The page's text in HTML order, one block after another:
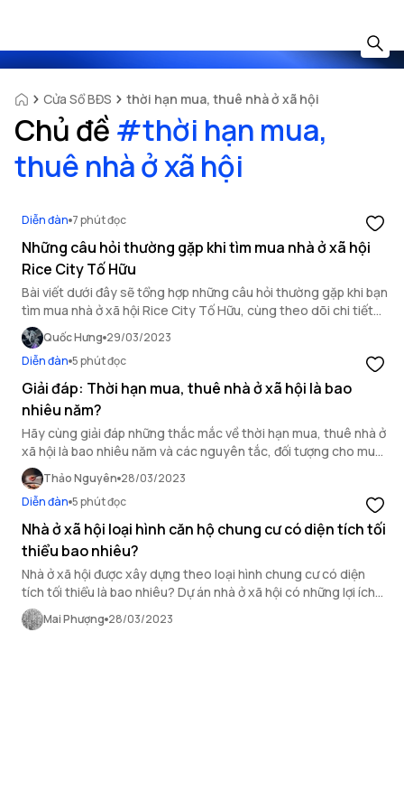
Cửa Sổ BĐS thời hạn mua, thuê nhà ở xã hội
Chủ đề #thời hạn mua,
thuê nhà ở xã hội
Diễn đàn 7 phút đọc
Những câu hỏi thường gặp khi tìm mua nhà ở xã hội
Rice City Tố Hữu
Bài viết dưới đây sẽ tổng hợp những câu hỏi thường gặp khi bạn
tìm mua nhà ở xã hội Rice City Tố Hữu, cùng theo dõi chi tiết
để biết thêm thông tin.
Quốc Hưng 29/03/2023
Diễn đàn 5 phút đọc
Giải đáp: Thời hạn mua, thuê nhà ở xã hội là bao
nhiêu năm?
Hãy cùng giải đáp những thắc mắc về thời hạn mua, thuê nhà ở
xã hội là bao nhiêu năm và các nguyên tắc, đối tượng cho mua,
thuê nhà ở xã hội qua bài chia sẻ sau.
Thảo Nguyên 28/03/2023
Diễn đàn 5 phút đọc
Nhà ở xã hội loại hình căn hộ chung cư có diện tích tối
thiểu bao nhiêu?
Nhà ở xã hội được xây dựng theo loại hình chung cư có diện
tích tối thiểu là bao nhiêu? Dự án nhà ở xã hội có những lợi ích
và rủi ro gì?
Mai Phượng 28/03/2023